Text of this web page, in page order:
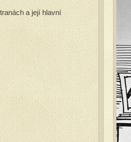
a její hlavní